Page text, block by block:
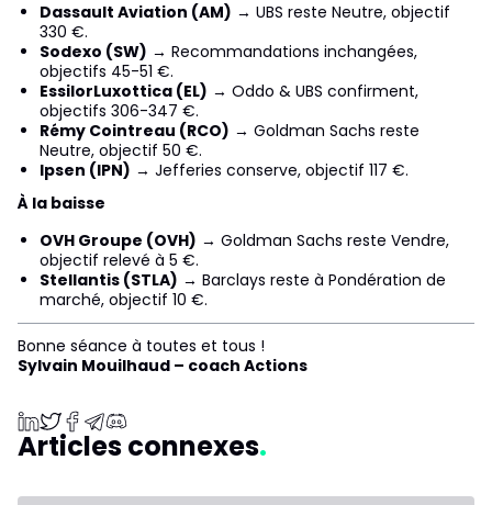
Dassault Aviation (AM) → UBS reste Neutre, objectif
330 €.
Sodexo (SW) → Recommandations inchangées,
objectifs 45-51 €.
EssilorLuxottica (EL) → Oddo & UBS confirment,
objectifs 306-347 €.
Rémy Cointreau (RCO) → Goldman Sachs reste
Neutre, objectif 50 €.
Ipsen (IPN) → Jefferies conserve, objectif 117 €.
À la baisse
OVH Groupe (OVH) → Goldman Sachs reste Vendre,
objectif relevé à 5 €.
Stellantis (STLA) → Barclays reste à Pondération de
marché, objectif 10 €.
Bonne séance à toutes et tous !
Sylvain Mouilhaud – coach Actions
Articles connexes